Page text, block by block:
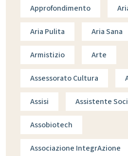
Approfondimento
Aria Pulita Aria Sana
Armistizio Arte
Assessorato Cultura
Assisi Assistente
Assobiotech
Associazione IntegrAzione